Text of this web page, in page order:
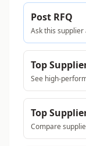
Post RFQ
Ask this
Top
See high-
Top
Compare